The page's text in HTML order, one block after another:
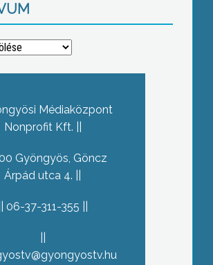
Médiaközpont
Nonprofit Kft.
Gyöngyös, Göncz
Árpád utca 4.
06-37-311-355